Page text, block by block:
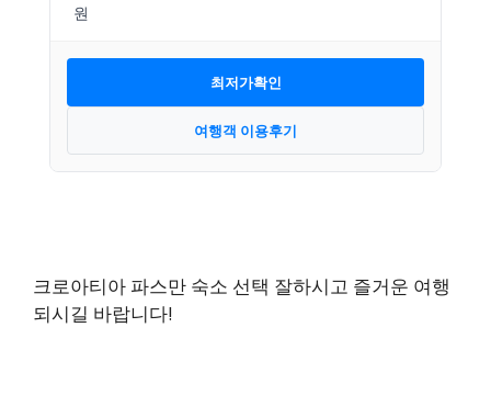
최저가확인
여행객 이용후기
크로아티아 파스만 숙소 선택 잘하시고 즐거운 여행
되시길 바랍니다!